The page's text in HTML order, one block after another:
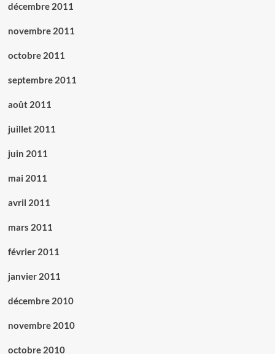
décembre 2011
novembre 2011
octobre 2011
septembre 2011
août 2011
juillet 2011
juin 2011
mai 2011
avril 2011
mars 2011
février 2011
janvier 2011
décembre 2010
novembre 2010
octobre 2010